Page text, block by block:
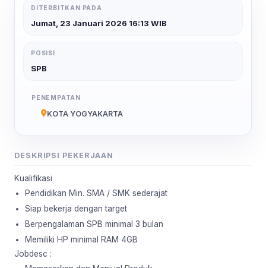
DITERBITKAN PADA
Jumat, 23 Januari 2026 16:13 WIB
POSISI
SPB
PENEMPATAN
KOTA YOGYAKARTA
DESKRIPSI PEKERJAAN
Kualifikasi
Pendidikan Min. SMA / SMK sederajat
Siap bekerja dengan target
Berpengalaman SPB minimal 3 bulan
Memiliki HP minimal RAM 4GB
Jobdesc :